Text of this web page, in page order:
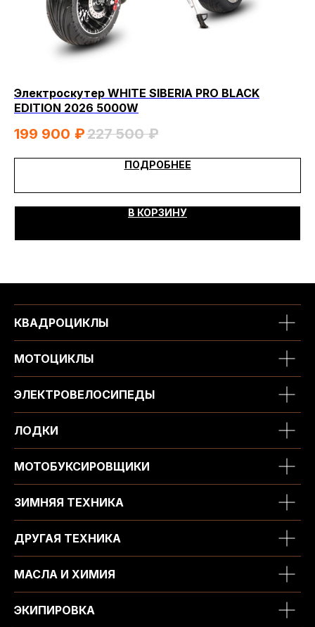
Электроскутер WHITE SIBERIA PRO BLACK
EDITION 2026 5000W
199 900 ₽227 500 ₽
ПОДРОБНЕЕ
В КОРЗИНУ
КВАДРОЦИКЛЫ
МОТОЦИКЛЫ
ЭЛЕКТРОВЕЛОСИПЕДЫ
ЛОДКИ
МОТОБУКСИРОВЩИКИ
ЗИМНЯЯ ТЕХНИКА
ДРУГАЯ ТЕХНИКА
МАСЛА И ХИМИЯ
ЭКИПИРОВКА